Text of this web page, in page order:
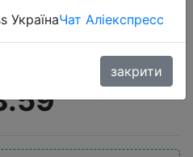
белье,
для…
УкраїнаЧат Аліекспресс
закрити